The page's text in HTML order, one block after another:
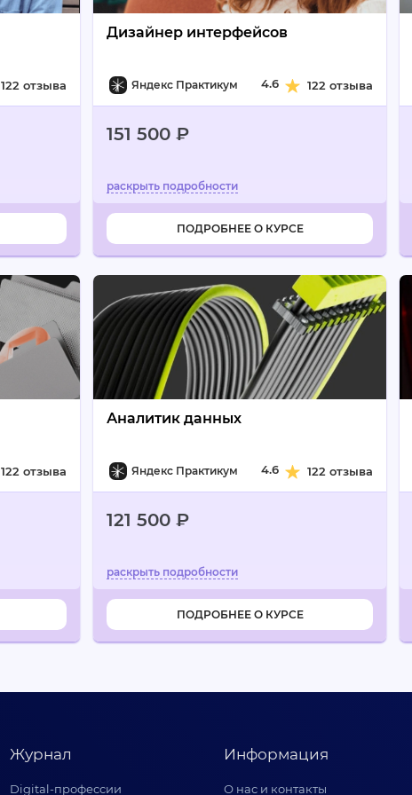
122 отзыва
Дизайнер интерфейсов
Яндекс Практикум 4.6 122 отзыва
151 500 ₽
ПОДРОБНЕЕ О КУРСЕ
122 отзыва
Аналитик данных
Яндекс Практикум 4.6 122 отзыва
121 500 ₽
ПОДРОБНЕЕ О КУРСЕ
Журнал
Digital-профессии
Информация
О нас и контакты